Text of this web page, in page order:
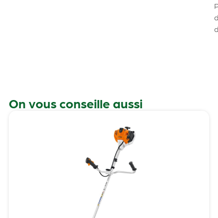
On vous conseille aussi